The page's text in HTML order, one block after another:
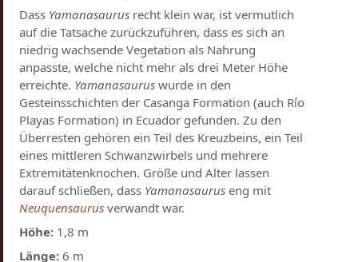
Dass Yamanasaurus recht klein war, ist vermutlich
auf die Tatsache zurückzuführen, dass es sich an
niedrig wachsende Vegetation als Nahrung
anpasste, welche nicht mehr als drei Meter Höhe
erreichte. Yamanasaurus wurde in den
Gesteinsschichten der Casanga Formation (auch Río
Playas Formation) in Ecuador gefunden. Zu den
Überresten gehören ein Teil des Kreuzbeins, ein Teil
eines mittleren Schwanzwirbels und mehrere
Extremitätenknochen. Größe und Alter lassen
darauf schließen, dass Yamanasaurus eng mit
Neuquensaurus verwandt war.
Höhe: 1,8 m
Länge: 6 m